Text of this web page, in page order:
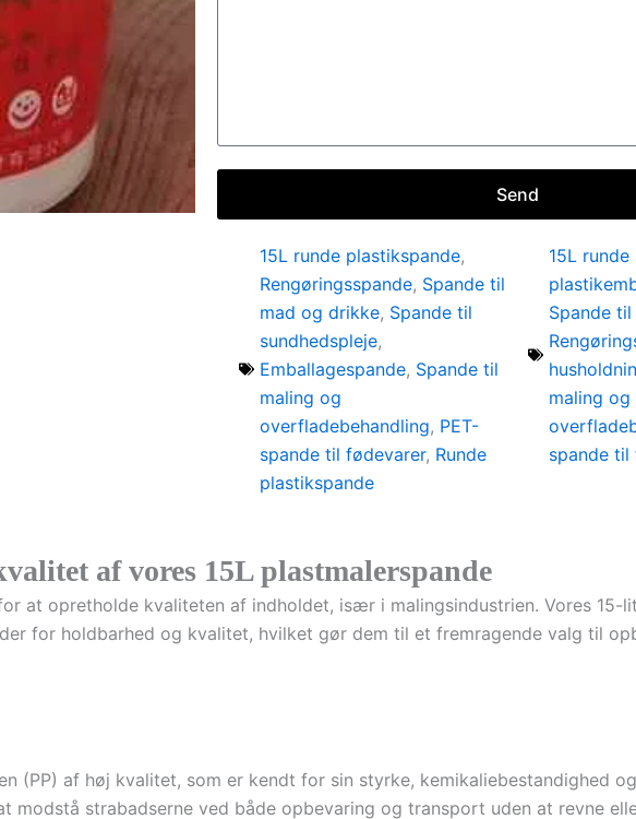
Send
15L runde plastikspande,
Rengøringsspande, Spande til
mad og drikke, Spande til
sundhedspleje,
Emballagespande, Spande til
maling og
overfladebehandling, PET-
spande til fødevarer, Runde
plastikspande
15L runde
Spande
maling og
spande til
af vores 15L plastmalerspande
at opretholde kvaliteten af indholdet, især i malingsindustrien. Vores 15-
for holdbarhed og kvalitet, hvilket gør dem til et fremragende valg til
(PP) af høj kvalitet, som er kendt for sin styrke, kemikaliebestandighed
strabadserne ved både opbevaring og transport uden at revne